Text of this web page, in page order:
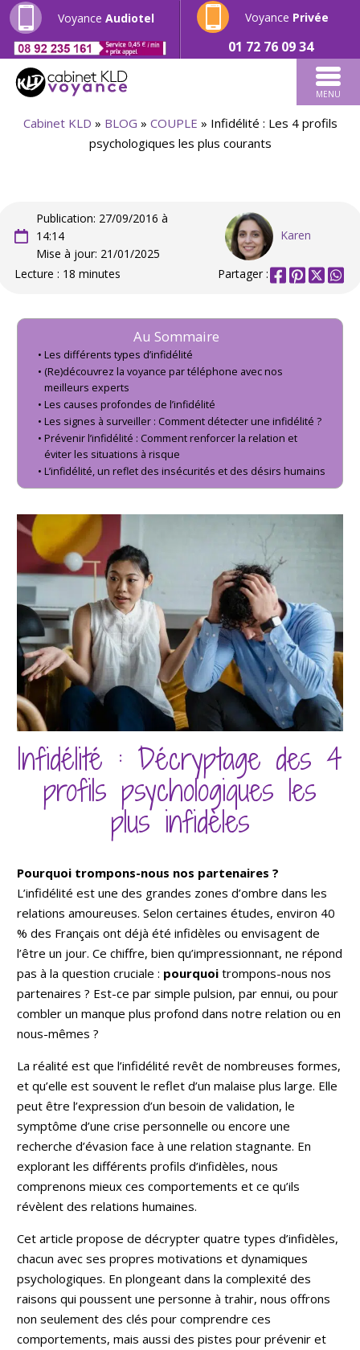
Voyance Audiotel Voyance Privée
01 72 76 09 34
MENU
Cabinet KLD » BLOG » COUPLE » Infidélité : Les 4 profils
psychologiques les plus courants
Publication: 27/09/2016 à
14:14
Mise à jour: 21/01/2025
Karen
Lecture : 18 minutes Partager :
Au Sommaire
Les différents types d’infidélité
(Re)découvrez la voyance par téléphone avec nos
meilleurs experts
Les causes profondes de l’infidélité
Les signes à surveiller : Comment détecter une infidélité ?
Prévenir l’infidélité : Comment renforcer la relation et
éviter les situations à risque
L’infidélité, un reflet des insécurités et des désirs humains
Infidélité : Décryptage des 4
profils psychologiques les
plus infidèles
Pourquoi trompons-nous nos partenaires ?
L’infidélité est une des grandes zones d’ombre dans les
relations amoureuses. Selon certaines études, environ 40
% des Français ont déjà été infidèles ou envisagent de
l’être un jour. Ce chiffre, bien qu’impressionnant, ne répond
pas à la question cruciale : pourquoi trompons-nous nos
partenaires ? Est-ce par simple pulsion, par ennui, ou pour
combler un manque plus profond dans notre relation ou en
nous-mêmes ?
La réalité est que l’infidélité revêt de nombreuses formes,
et qu’elle est souvent le reflet d’un malaise plus large. Elle
peut être l’expression d’un besoin de validation, le
symptôme d’une crise personnelle ou encore une
recherche d’évasion face à une relation stagnante. En
explorant les différents profils d’infidèles, nous
comprenons mieux ces comportements et ce qu’ils
révèlent des relations humaines.
Cet article propose de décrypter quatre types d’infidèles,
chacun avec ses propres motivations et dynamiques
psychologiques. En plongeant dans la complexité des
raisons qui poussent une personne à trahir, nous offrons
non seulement des clés pour comprendre ces
comportements, mais aussi des pistes pour prévenir et